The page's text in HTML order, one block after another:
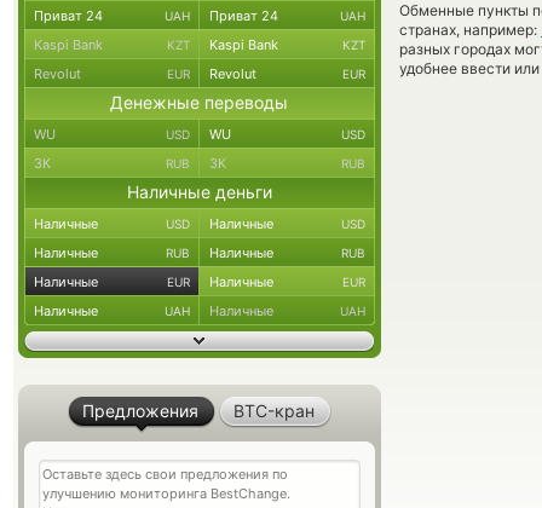
Обменные пункты
странах, например:
разных городах
удобнее ввести
Приват 24 UAH Приват 24 UAH
Kaspi Bank KZT Kaspi Bank KZT
Revolut EUR Revolut EUR
Денежные переводы
WU USD WU USD
ЗК RUB ЗК RUB
Наличные деньги
Наличные USD Наличные USD
Наличные RUB Наличные RUB
Наличные EUR Наличные EUR
Наличные UAH Наличные UAH
Предложения BTC-кран